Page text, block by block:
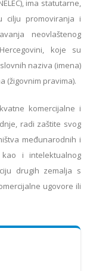
ima statutarne,
promoviranja i
neovlaštenog
koje su
naziva (imena)
(žigovnim pravima).
komercijalne i
radi zaštite svog
međunarodnih i
i intelektualnog
drugih zemalјa s
ugovore ili